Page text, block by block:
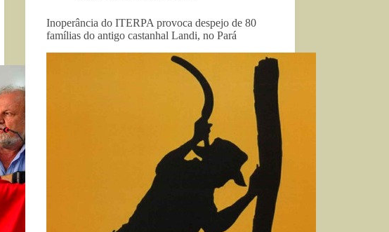
Inoperância do ITERPA provoca despejo de 80
famílias do antigo castanhal Landi, no Pará